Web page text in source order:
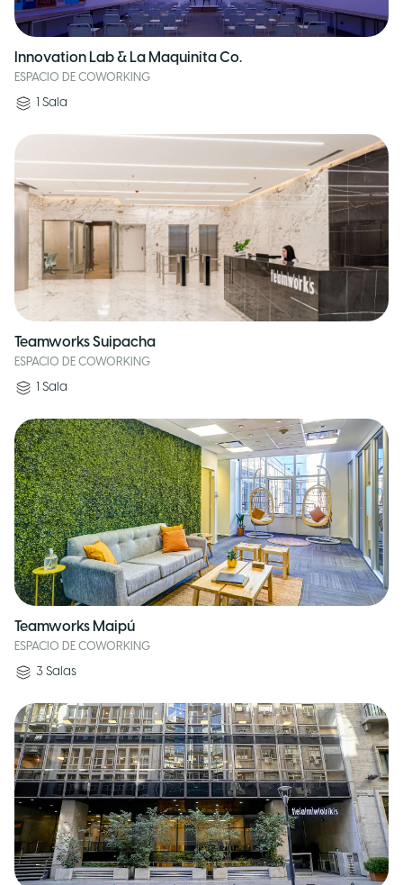
Innovation Lab & La Maquinita Co.
ESPACIO DE COWORKING
1 Sala
Teamworks Suipacha
ESPACIO DE COWORKING
1 Sala
Teamworks Maipú
ESPACIO DE COWORKING
3 Salas